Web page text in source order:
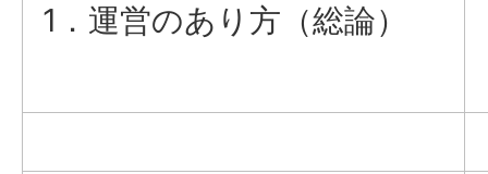
1．運営のあり方（総論）